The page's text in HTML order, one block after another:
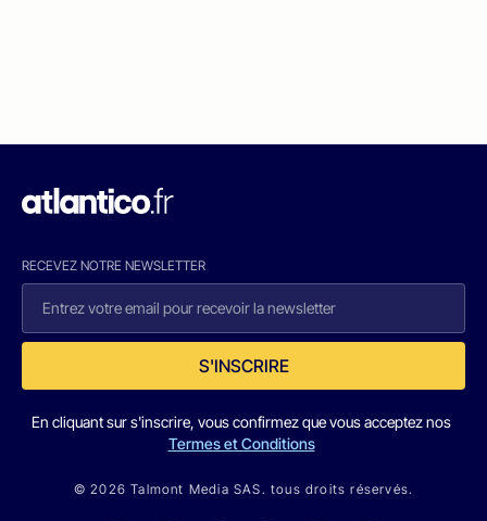
RECEVEZ NOTRE NEWSLETTER
S'INSCRIRE
En cliquant sur s'inscrire, vous confirmez que vous acceptez nos
Termes et Conditions
© 2026 Talmont Media SAS. tous droits réservés.